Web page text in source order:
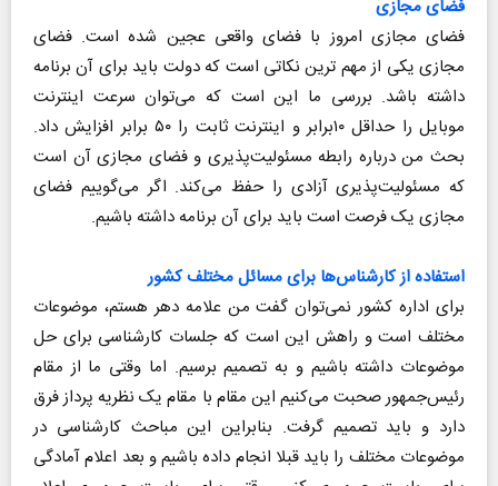
فضای مجازی
فضای مجازی امروز با فضای واقعی عجین شده است. فضای
مجازی یکی از مهم ترین نکاتی است که دولت باید برای آن برنامه
داشته باشد. بررسی ما این است که می‌توان سرعت اینترنت
موبایل را حداقل ۱۰برابر و اینترنت ثابت را ۵۰ برابر افزایش داد.
بحث من درباره رابطه مسئولیت‌پذیری و فضای مجازی آن است
که مسئولیت‌پذیری آزادی را حفظ می‌کند. اگر می‌گوییم فضای
مجازی یک فرصت است باید برای آن برنامه داشته باشیم.
استفاده از کارشناس‌ها برای مسائل مختلف کشور
برای اداره کشور نمی‌توان گفت من علامه دهر هستم، موضوعات
مختلف است و راهش این است که جلسات کارشناسی برای حل
موضوعات داشته باشیم و به تصمیم برسیم. اما وقتی ما از مقام
رئیس‌جمهور صحبت می‌کنیم این مقام با مقام یک نظریه پرداز فرق
دارد و باید تصمیم گرفت. بنابراین این مباحث کارشناسی در
موضوعات مختلف را باید قبلا انجام داده باشیم و بعد اعلام آمادگی